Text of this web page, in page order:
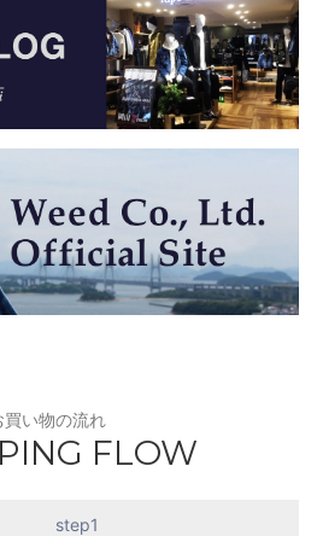
買い物の流れ
FLOW
step1